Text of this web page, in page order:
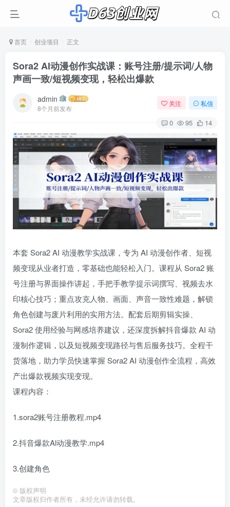
首页 创业项目 正文
Sora2 AI动漫创作实战课：账号注册/提示词/人物
声画一致/短视频变现，轻松出爆款
admin
8个月前发布
关注 私信
0 95 14
本套 Sora2 AI 动漫教学实战课，专为 AI 动漫创作者、短视
频变现从业者打造，零基础也能轻松入门。课程从 Sora2 账
号注册与界面操作讲起，手把手教学提示词撰写、视频去水
印核心技巧；重点攻克人物、画面、声音一致性难题，解锁
角色创建与废片利用的实用方法。配套后期剪辑实操、
Sora2 使用经验与网感培养建议，还深度拆解抖音爆款 AI 动
漫制作逻辑，以及短视频变现路径与售后服务技巧。全程干
货落地，助力学员快速掌握 Sora2 AI 动漫创作全流程，高效
产出爆款视频实现变现。
课程内容：
1.sora2账号注册教程.mp4
2.抖音爆款Al动漫教学.mp4
3.创建角色
© 版权声明
文章版权归作者所有，未经允许请勿转载。